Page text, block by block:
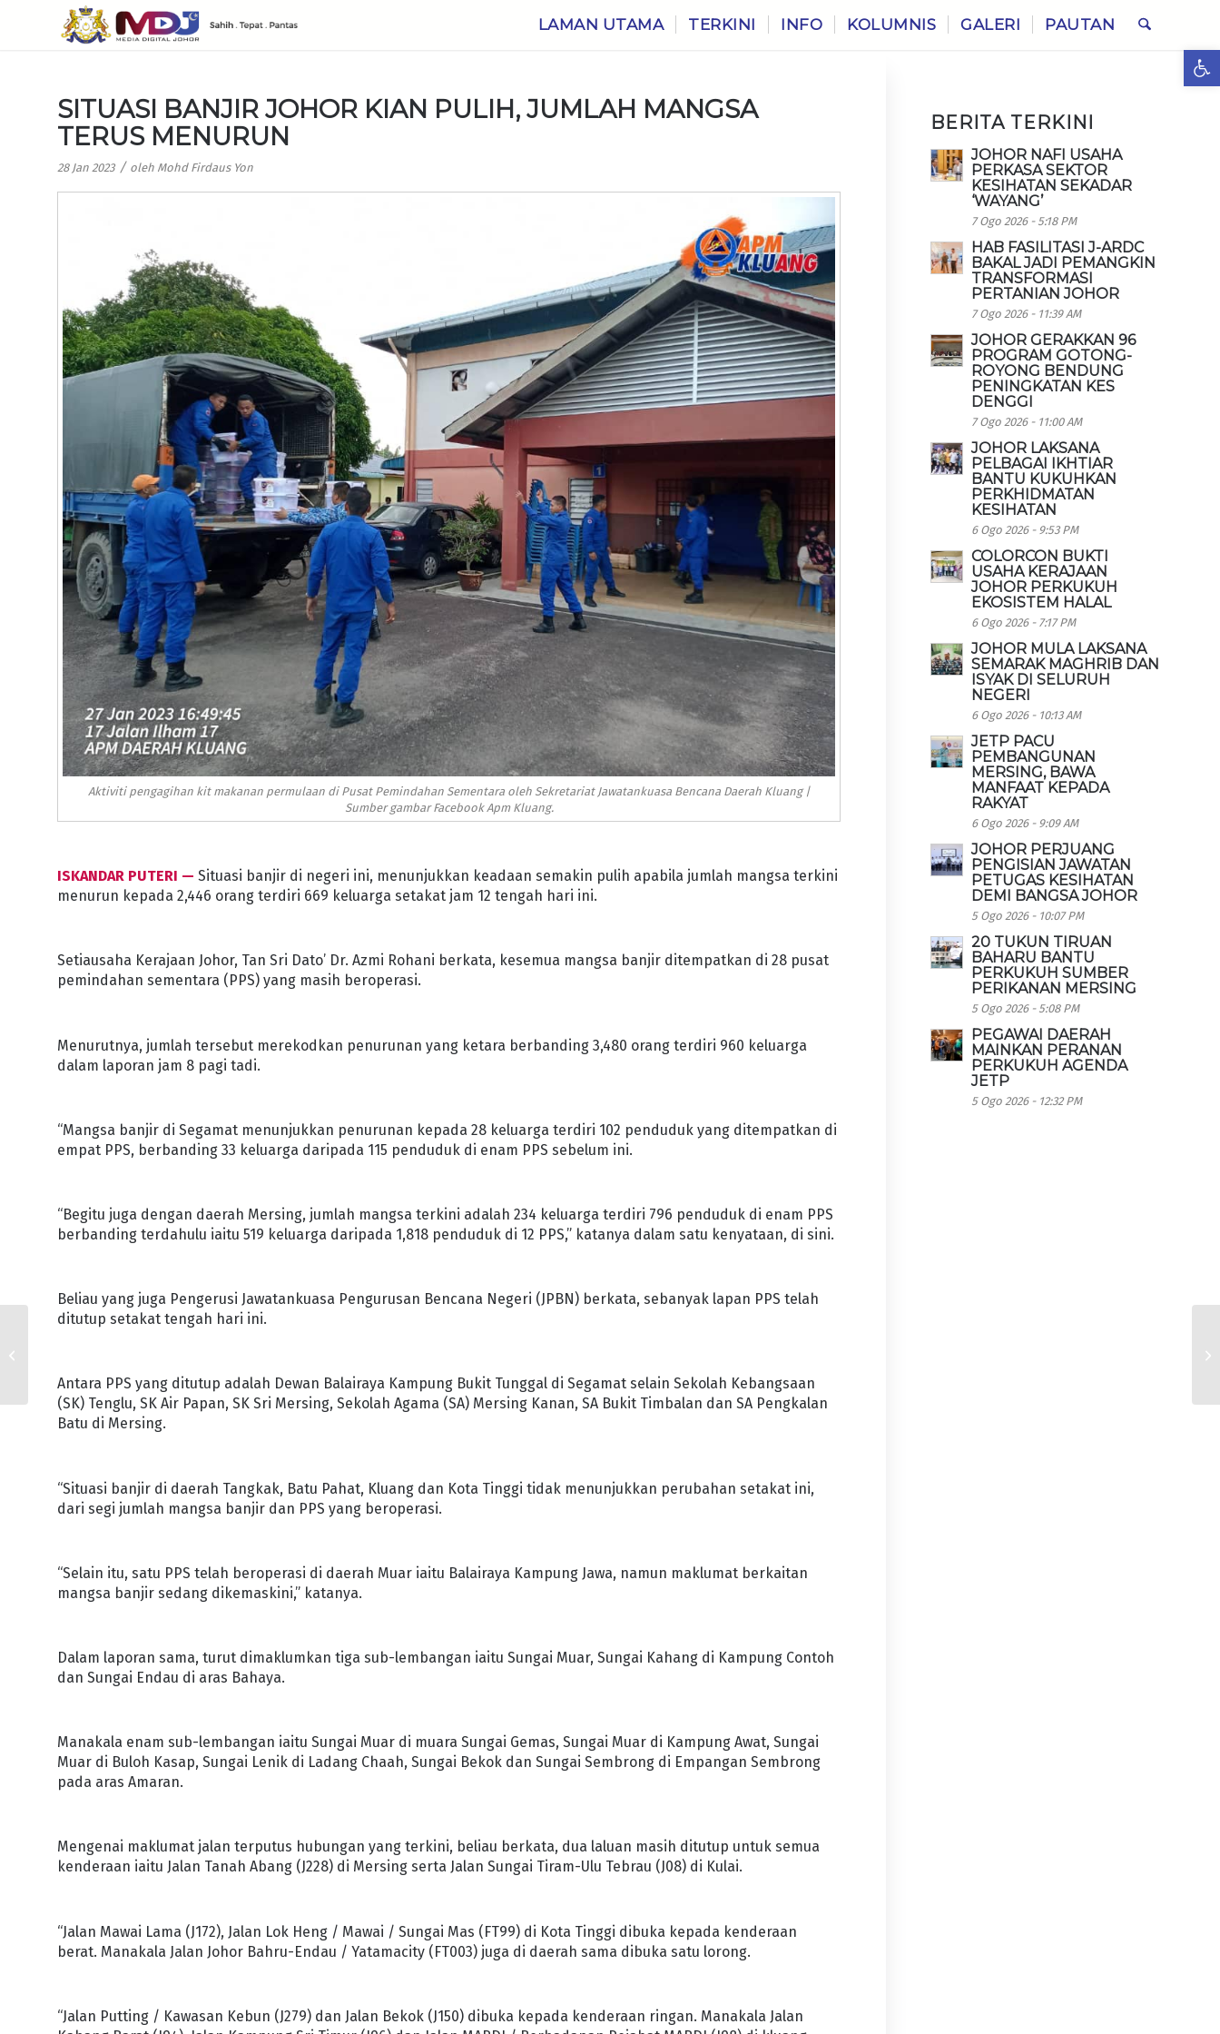
LAMAN UTAMA TERKINI INFO KOLUMNIS GALERI PAUTAN
SITUASI BANJIR JOHOR KIAN PULIH, JUMLAH MANGSA
TERUS MENURUN
28 Jan 2023 / oleh Mohd Firdaus Yon
Aktiviti pengagihan kit makanan permulaan di Pusat Pemindahan Sementara oleh Sekretariat Jawatankuasa Bencana Daerah Kluang |
Sumber gambar Facebook Apm Kluang.
ISKANDAR PUTERI — Situasi banjir di negeri ini, menunjukkan keadaan semakin pulih apabila jumlah mangsa terkini
menurun kepada 2,446 orang terdiri 669 keluarga setakat jam 12 tengah hari ini.
Setiausaha Kerajaan Johor, Tan Sri Dato’ Dr. Azmi Rohani berkata, kesemua mangsa banjir ditempatkan di 28 pusat
pemindahan sementara (PPS) yang masih beroperasi.
Menurutnya, jumlah tersebut merekodkan penurunan yang ketara berbanding 3,480 orang terdiri 960 keluarga
dalam laporan jam 8 pagi tadi.
“Mangsa banjir di Segamat menunjukkan penurunan kepada 28 keluarga terdiri 102 penduduk yang ditempatkan di
empat PPS, berbanding 33 keluarga daripada 115 penduduk di enam PPS sebelum ini.
“Begitu juga dengan daerah Mersing, jumlah mangsa terkini adalah 234 keluarga terdiri 796 penduduk di enam PPS
berbanding terdahulu iaitu 519 keluarga daripada 1,818 penduduk di 12 PPS,” katanya dalam satu kenyataan, di sini.
Beliau yang juga Pengerusi Jawatankuasa Pengurusan Bencana Negeri (JPBN) berkata, sebanyak lapan PPS telah
ditutup setakat tengah hari ini.
Antara PPS yang ditutup adalah Dewan Balairaya Kampung Bukit Tunggal di Segamat selain Sekolah Kebangsaan
(SK) Tenglu, SK Air Papan, SK Sri Mersing, Sekolah Agama (SA) Mersing Kanan, SA Bukit Timbalan dan SA Pengkalan
Batu di Mersing.
“Situasi banjir di daerah Tangkak, Batu Pahat, Kluang dan Kota Tinggi tidak menunjukkan perubahan setakat ini,
dari segi jumlah mangsa banjir dan PPS yang beroperasi.
“Selain itu, satu PPS telah beroperasi di daerah Muar iaitu Balairaya Kampung Jawa, namun maklumat berkaitan
mangsa banjir sedang dikemaskini,” katanya.
Dalam laporan sama, turut dimaklumkan tiga sub-lembangan iaitu Sungai Muar, Sungai Kahang di Kampung Contoh
dan Sungai Endau di aras Bahaya.
Manakala enam sub-lembangan iaitu Sungai Muar di muara Sungai Gemas, Sungai Muar di Kampung Awat, Sungai
Muar di Buloh Kasap, Sungai Lenik di Ladang Chaah, Sungai Bekok dan Sungai Sembrong di Empangan Sembrong
pada aras Amaran.
Mengenai maklumat jalan terputus hubungan yang terkini, beliau berkata, dua laluan masih ditutup untuk semua
kenderaan iaitu Jalan Tanah Abang (J228) di Mersing serta Jalan Sungai Tiram-Ulu Tebrau (J08) di Kulai.
“Jalan Mawai Lama (J172), Jalan Lok Heng / Mawai / Sungai Mas (FT99) di Kota Tinggi dibuka kepada kenderaan
berat. Manakala Jalan Johor Bahru-Endau / Yatamacity (FT003) juga di daerah sama dibuka satu lorong.
“Jalan Putting / Kawasan Kebun (J279) dan Jalan Bekok (J150) dibuka kepada kenderaan ringan. Manakala Jalan
BERITA TERKINI
JOHOR NAFI USAHA
PERKASA SEKTOR
KESIHATAN SEKADAR
‘WAYANG’
7 Ogo 2026 - 5:18 PM
HAB FASILITASI J-ARDC
BAKAL JADI PEMANGKIN
TRANSFORMASI
PERTANIAN JOHOR
7 Ogo 2026 - 11:39 AM
JOHOR GERAKKAN 96
PROGRAM GOTONG-
ROYONG BENDUNG
PENINGKATAN KES
DENGGI
7 Ogo 2026 - 11:00 AM
JOHOR LAKSANA
PELBAGAI IKHTIAR
BANTU KUKUHKAN
PERKHIDMATAN
KESIHATAN
6 Ogo 2026 - 9:53 PM
COLORCON BUKTI
USAHA KERAJAAN
JOHOR PERKUKUH
EKOSISTEM HALAL
6 Ogo 2026 - 7:17 PM
JOHOR MULA LAKSANA
SEMARAK MAGHRIB DAN
ISYAK DI SELURUH
NEGERI
6 Ogo 2026 - 10:13 AM
JETP PACU
PEMBANGUNAN
MERSING, BAWA
MANFAAT KEPADA
RAKYAT
6 Ogo 2026 - 9:09 AM
JOHOR PERJUANG
PENGISIAN JAWATAN
PETUGAS KESIHATAN
DEMI BANGSA JOHOR
5 Ogo 2026 - 10:07 PM
20 TUKUN TIRUAN
BAHARU BANTU
PERKUKUH SUMBER
PERIKANAN MERSING
5 Ogo 2026 - 5:08 PM
PEGAWAI DAERAH
MAINKAN PERANAN
PERKUKUH AGENDA
JETP
5 Ogo 2026 - 12:32 PM